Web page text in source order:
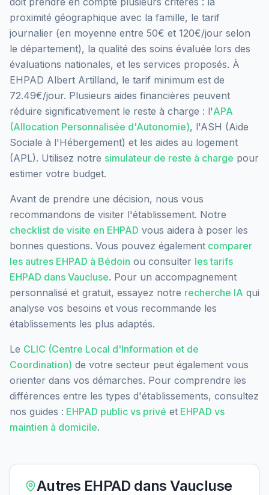
proximité géographique avec la famille, le tarif
journalier (en moyenne entre 50€ et 120€/jour selon
le département), la qualité des soins évaluée lors des
évaluations nationales, et les services proposés. À
EHPAD Albert Artilland, le tarif minimum est de
72.49€/jour. Plusieurs aides financières peuvent
réduire significativement le reste à charge : l'APA
(Allocation Personnalisée d'Autonomie), l'ASH (Aide
Sociale à l'Hébergement) et les aides au logement
(APL). Utilisez notre simulateur de reste à charge pour
estimer votre budget.
Avant de prendre une décision, nous vous
recommandons de visiter l'établissement. Notre
checklist de visite en EHPAD vous aidera à poser les
bonnes questions. Vous pouvez également comparer
les autres EHPAD à Bédoin ou consulter les tarifs
EHPAD dans Vaucluse. Pour un accompagnement
personnalisé et gratuit, essayez notre recherche IA qui
analyse vos besoins et vous recommande les
établissements les plus adaptés.
Le CLIC (Centre Local d'Information et de
Coordination) de votre secteur peut également vous
orienter dans vos démarches. Pour comprendre les
différences entre les types d'établissements, consultez
nos guides : EHPAD public vs privé et EHPAD vs
maintien à domicile.
Autres EHPAD dansVaucluse